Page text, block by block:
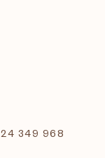
349 968